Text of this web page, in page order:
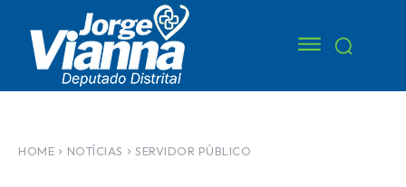
HOME NOTÍCIAS SERVIDOR PÚBLICO